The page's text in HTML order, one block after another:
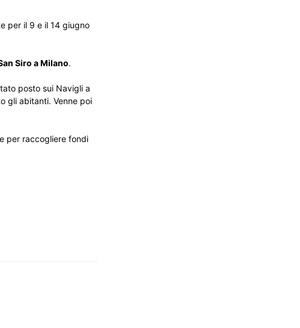
per il 9 e il 14 giugno
Siro a Milano.
posto sui Navigli a
gli abitanti. Venne poi
per raccogliere fondi